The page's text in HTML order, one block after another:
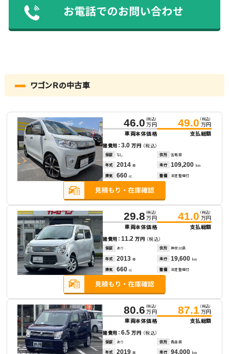
ワゴンＲの中古車
46.0 （税込）
万円
車両本体価格
49.0 （税込）
万円
支払総額
諸費用：3.0万円 （税込）
保証 なし 住所 宮城県
年式 2014 年 走行 109,200 km
排気 660 cc 整備 法定整備付
29.8 （税込）
万円
車両本体価格
41.0 （税込）
万円
支払総額
諸費用：11.2万円 （税込）
保証 あり 住所 神奈川県
年式 2013 年 走行 19,600 km
排気 660 cc 整備 法定整備付
80.6 （税込）
万円
車両本体価格
87.1 （税込）
万円
支払総額
諸費用：6.5万円 （税込）
保証 あり 住所 青森県
年式 2019 年 走行 94,000 km